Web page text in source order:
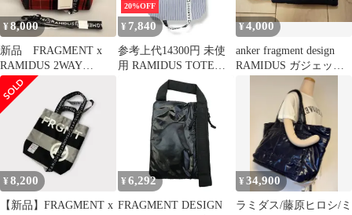
¥8,000
新品 FRAGMENT x
RAMIDUS 2WAY
POUCH(M)赤 トート
20%OFF
¥ 7,840
参考上代14300円 未使
用 RAMIDUS TOTE
BAG トートバッグ カ
バン ラミダス B008107
ネイビー M
（96901A）
¥4,000
anker fragment design
RAMIDUS ガジェット
¥8,200
【新品】FRAGMENT x
¥ 6,292
FRAGMENT DESIGN
¥34,900
ラミダス/藤原ヒロシ/ミ